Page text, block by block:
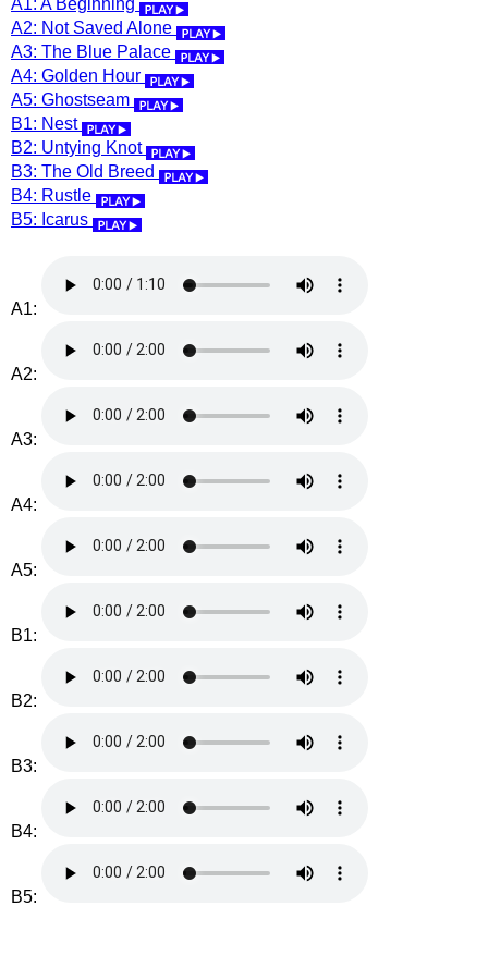
A2: Not Saved Alone
A3: The Blue Palace
A4: Golden Hour
A5: Ghostseam
B1: Nest
B2: Untying Knot
B3: The Old Breed
B4: Rustle
B5: Icarus
A1:
A2:
A3:
A4:
A5:
B1:
B2:
B3:
B4:
B5: